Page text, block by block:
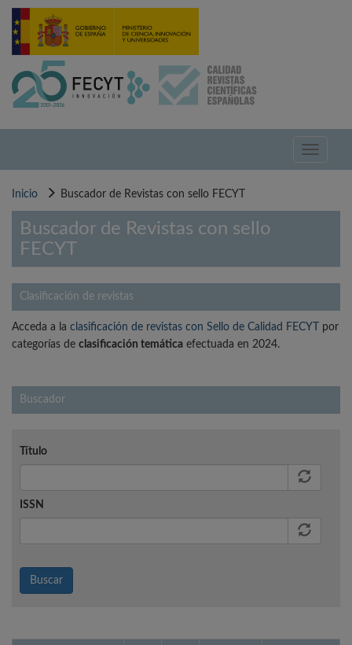
Pasar
contenido
Toggle
Inicio Buscador de Revistas con sello FECYT
Buscador de Revistas con sello
FECYT
Clasificación de revistas
Acceda a la clasificación de revistas con Sello de Calidad FECYT
por
categorías de clasificación temática efectuada en 2024.
Buscador
Título
ISSN
Buscar